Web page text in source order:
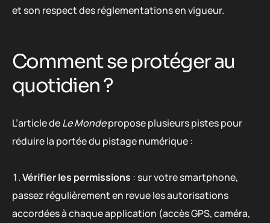
et son respect des réglementations en vigueur.
Comment se protéger au
quotidien ?
L’article deLe Mondepropose plusieurs pistes pour
réduire la portée du pistage numérique :
Vérifier les permissions : sur votre smartphone,
passez régulièrement en revue les autorisations
accordées à chaque application (accès GPS, caméra,